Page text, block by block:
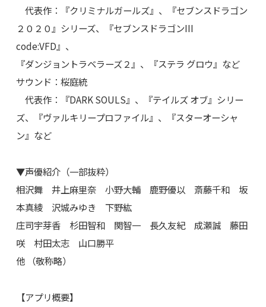
代表作：『クリミナルガールズ』、『セブンスドラゴン
２０２０』シリーズ、『セブンスドラゴンIII
code:VFD』、
『ダンジョントラベラーズ２』、『ステラ グロウ』など
サウンド：桜庭統
代表作：『DARK SOULS』、『テイルズ オブ』シリー
ズ、『ヴァルキリープロファイル』、『スターオーシャ
ン』など
▼声優紹介（一部抜粋）
相沢舞 井上麻里奈 小野大輔 鹿野優以 斎藤千和 坂
本真綾 沢城みゆき 下野紘
庄司宇芽香 杉田智和 関智一 長久友紀 成瀬誠 藤田
咲 村田太志 山口勝平
他 （敬称略）
【アプリ概要】